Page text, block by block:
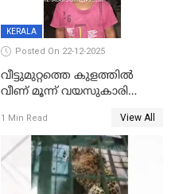
KERALA
Posted On 22-12-2025
വീട്ടുമുറ്റത്തെ കുളത്തിൽ
വീണ് മൂന്ന് വയസുകാരി
1 Min Read View All